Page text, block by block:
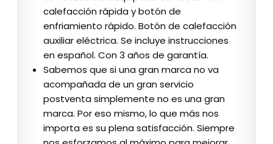
calefacción rápida y botón de
enfriamiento rápido. Botón de calefacción
auxiliar eléctrica. Se incluye instrucciones
en español. Con 3 años de garantía.
Sabemos que si una gran marca no va
acompañada de un gran servicio
postventa simplemente no es una gran
marca. Por eso mismo, lo que más nos
importa es su plena satisfacción. Siempre